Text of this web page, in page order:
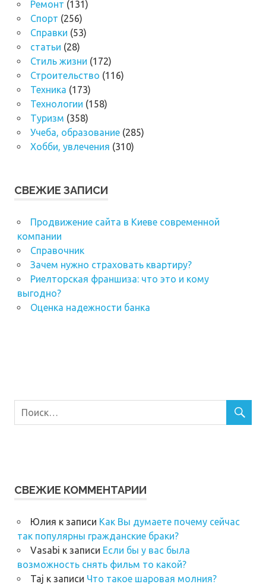
Ремонт (131)
Спорт (256)
Справки (53)
статьи (28)
Стиль жизни (172)
Строительство (116)
Техника (173)
Технологии (158)
Туризм (358)
Учеба, образование(285)
Хобби, увлечения (310)
СВЕЖИЕ ЗАПИСИ
Продвижение сайта в Киеве современной
компании
Справочник
Зачем нужно страховать квартиру?
Риелторская франшиза: что это и кому
выгодно?
Оценка надежности банка
СВЕЖИЕ КОММЕНТАРИИ
Юлия к записи Как Вы думаете почему сейчас
так популярны гражданские браки?
Vasabi к записи Если бы у вас была
возможность снять фильм то какой?
Taj к записи Что такое шаровая молния?